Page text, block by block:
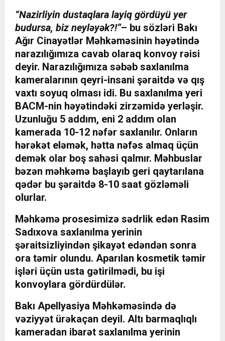
“Nazirliyin dustaqlara layiq gördüyü yer
budursa, biz neyləyək?!”– bu sözləri Bakı
Ağır Cinayətlər Məhkəməsinin həyətində
narazılığımıza cavab olaraq konvoy rəisi
deyir. Narazılığımıza səbəb saxlanılma
kameralarının qeyri-insani şəraitdə və qış
vaxtı soyuq olması idi. Bu saxlanılma yeri
BACM-nin həyətindəki zirzəmidə yerləşir.
Uzunluğu 5 addım, eni 2 addım olan
kamerada 10-12 nəfər saxlanılır. Onların
hərəkət eləmək, hətta nəfəs almaq üçün
demək olar boş sahəsi qalmır. Məhbuslar
bəzən məhkəmə başlayıb geri qaytarılana
qədər bu şəraitdə 8-10 saat gözləməli
olurlar.
Məhkəmə prosesimizə sədrlik edən Rasim
Sadıxova saxlanılma yerinin
şəraitsizliyindən şikayət edəndən sonra
ora təmir olundu. Aparılan kosmetik təmir
işləri üçün usta gətirilmədi, bu işi
konvoylara gördürdülər.
Bakı Apellyasiya Məhkəməsində də
vəziyyət ürəkaçan deyil. Altı barmaqlıqlı
kameradan ibarət saxlanılma yerinin